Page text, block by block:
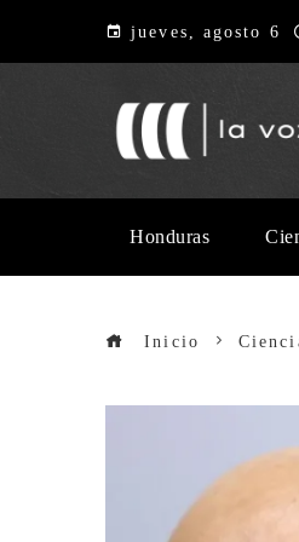
jueves, agosto 6
Honduras
Inicio